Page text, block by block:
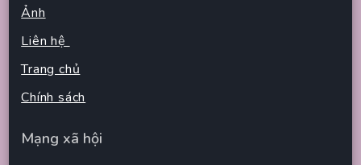
Ảnh
Liên hệ
Trang chủ
Chính sách
Mạng xã hội